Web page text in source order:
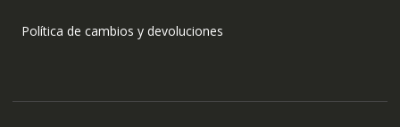
Política de cambios y devoluciones